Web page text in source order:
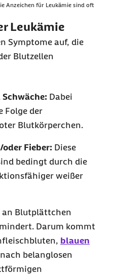
Anzeichen für Leukämie sind oft
Leukämie
Symptome auf, die
Blutzellen
Dabei
Folge der
Blutkörperchen.
Fieber: Diese
bedingt durch die
weißer
an Blutplättchen
Darum kommt
blauen
belanglosen